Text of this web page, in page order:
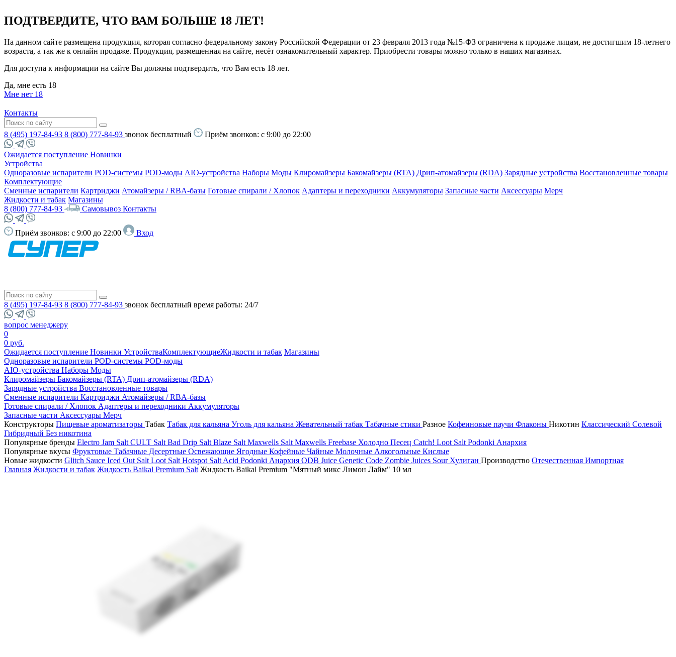
ПОДТВЕРДИТЕ, ЧТО ВАМ БОЛЬШЕ 18 ЛЕТ!
На данном сайте размещена продукция, которая согласно федеральному закону Российской Федерации от 23 февраля 2013 года №15-ФЗ ограничена к продаже лицам, не достигшим 18-летнего
возраста, а так же к онлайн продаже. Продукция, размещенная на сайте, несёт ознакомительный характер. Приобрести товары можно только в наших магазинах.
Для доступа к информации на сайте Вы должны подтвердить, что Вам есть 18 лет.
Да, мне есть 18
Мне нет 18
Контакты
8 (495) 197-84-93 8 (800) 777-84-93 звонок бесплатный Приём звонков: с 9:00 до 22:00
Ожидается поступление Новинки
Устройства
Одноразовые испарители POD-системы POD-моды AIO-устройства Наборы Моды Клиромайзеры Бакомайзеры (RTA) Дрип-атомайзеры (RDA) Зарядные устройства Восстановленные товары
Комплектующие
Сменные испарители Картриджи Атомайзеры / RBA-базы Готовые спирали / Хлопок Адаптеры и переходники Аккумуляторы Запасные части Аксессуары Мерч
Жидкости и табак Магазины
8 (800) 777-84-93
Самовывоз Контакты
Приём звонков: с 9:00 до 22:00 Вход
8 (495) 197-84-93 8 (800) 777-84-93 звонок бесплатный время работы: 24/7
вопрос менеджеру
0
0 руб.
Ожидается поступление Новинки УстройстваКомплектующиеЖидкости и табак Магазины
Одноразовые испарители POD-системы POD-моды
AIO-устройства Наборы Моды
Клиромайзеры Бакомайзеры (RTA) Дрип-атомайзеры (RDA)
Зарядные устройства Восстановленные товары
Сменные испарители Картриджи Атомайзеры / RBA-базы
Готовые спирали / Хлопок Адаптеры и переходники Аккумуляторы
Запасные части Аксессуары Мерч
Конструкторы Пищевые ароматизаторы Табак Табак для кальяна Уголь для кальяна Жевательный табак Табачные стики Разное Кофеиновые паучи Флаконы Никотин Классический Солевой
Гибридный Без никотина
Популярные бренды Electro Jam Salt CULT Salt Bad Drip Salt Blaze Salt Maxwells Salt Maxwells Freebase Холодно Песец Catch! Loot Salt Podonki Анархия
Популярные вкусы Фруктовые Табачные Десертные Освежающие Ягодные Кофейные Чайные Молочные Алкогольные Кислые
Новые жидкости Glitch Sauce Iced Out Salt Loot Salt Hotspot Salt Acid Podonki Анархия ODB Juice Genetic Code Zombie Juices Sour Хулиган Производство Отечественная Импортная
Главная Жидкости и табак Жидкость Baikal Premium Salt Жидкость Baikal Premium "Мятный микс Лимон Лайм" 10 мл